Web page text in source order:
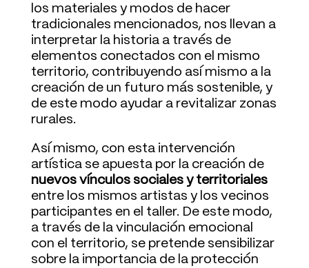
los materiales y modos de hacer
tradicionales mencionados, nos llevan a
interpretar la historia a través de
elementos conectados con el mismo
territorio, contribuyendo así mismo a la
creación de un futuro más sostenible, y
de este modo ayudar a revitalizar zonas
rurales.
Así mismo, con esta intervención
artística se apuesta por la creación de
nuevos vínculos sociales y territoriales
entre los mismos artistas y los vecinos
participantes en el taller. De este modo,
a través de la vinculación emocional
con el territorio, se pretende sensibilizar
sobre la importancia de la protección